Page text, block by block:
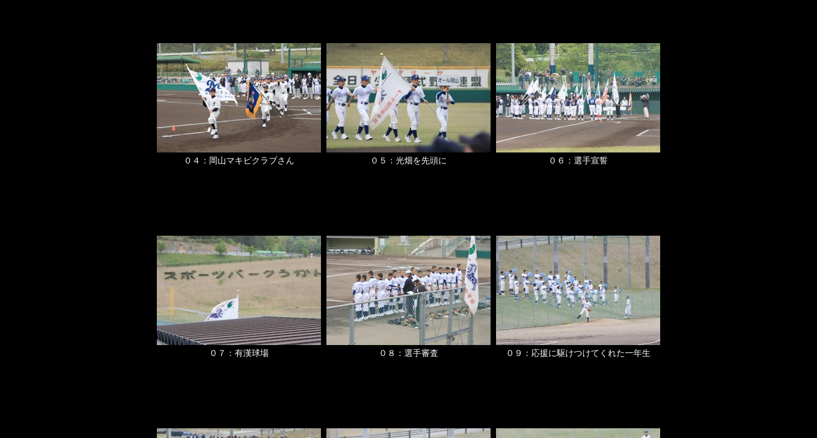
０４：岡山マキビクラブさん ０５：光畑を先頭に ０６：選手宣誓
０７：有漢球場 ０８：選手審査 ０９：応援に駆けつけてくれた一年生